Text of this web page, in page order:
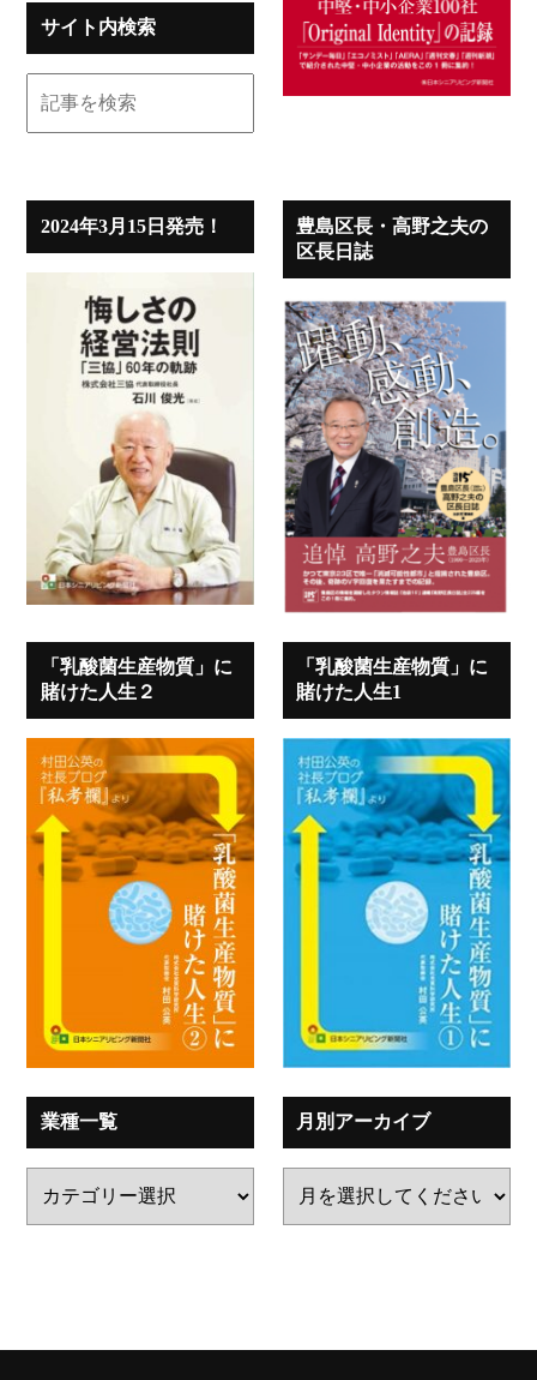
サイト内検索
2024年3月15日発売！
豊島区長・高野之夫の
区長日誌
「乳酸菌生産物質」に
賭けた人生２
「乳酸菌生産物質」に
賭けた人生1
業種一覧 月別アーカイブ